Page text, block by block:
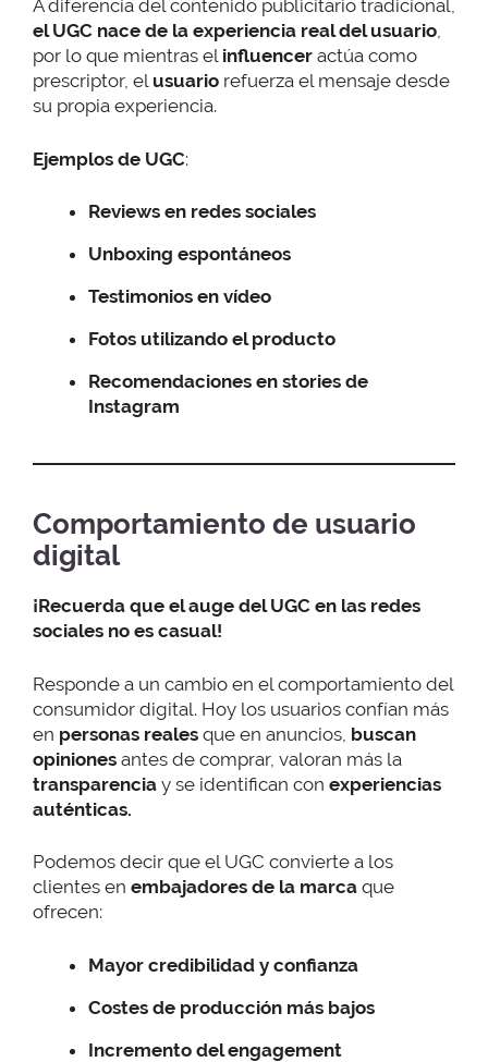
A diferencia del contenido publicitario tradicional,
el UGC nace de la experiencia real del usuario,
por lo que mientras el influencer actúa como
prescriptor, el usuario refuerza el mensaje desde
su propia experiencia.
Ejemplos de UGC:
Reviews en redes sociales
Unboxing espontáneos
Testimonios en vídeo
Fotos utilizando el producto
Recomendaciones en stories de
Instagram
Comportamiento de usuario
digital
¡Recuerda que el auge del UGC en las redes
sociales no es casual!
Responde a un cambio en el comportamiento del
consumidor digital. Hoy los usuarios confían más
en personas reales que en anuncios, buscan
opiniones antes de comprar, valoran más la
transparencia y se identifican con experiencias
auténticas.
Podemos decir que el UGC convierte a los
clientes en embajadores de la marca que
ofrecen:
Mayor credibilidad y confianza
Costes de producción más bajos
Incremento del engagement